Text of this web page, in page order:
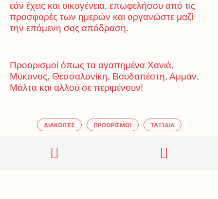
εάν έχεις και οικογένεια, επωφελήσου από τις
προσφορές των ημερών και οργανώστε μαζί
την επόμενη σας απόδραση.
Προορισμοί όπως τα αγαπημένα Χανιά,
Μύκονος, Θεσσαλονίκη, Βουδαπέστη, Αμμάν,
Μάλτα και αλλού σε περιμένουν!
ΔΙΑΚΟΠΈΣ ΠΡΟΟΡΙΣΜΟΊ ΤΑΞΊΔΙΑ